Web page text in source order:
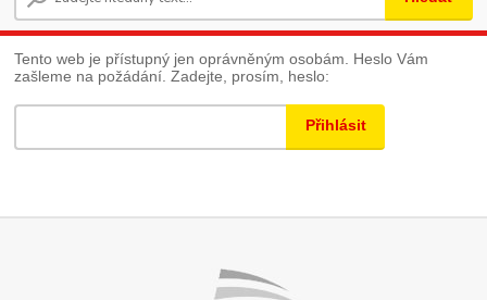
Tento web je přístupný jen oprávněným osobám. Heslo Vám
zašleme na požádání. Zadejte, prosím, heslo: